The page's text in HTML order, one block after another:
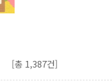
[총 1,387건]